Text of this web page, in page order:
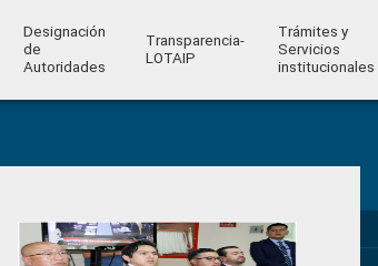
Designación
de
Autoridades
Transparencia-
LOTAIP
Trámites y
Servicios
institucionales